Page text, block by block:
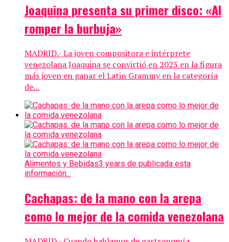
Joaquina presenta su primer disco: «Al
romper la burbuja»
MADRID.- La joven compositora e intérprete
venezolana Joaquina se convirtió en 2023 en la figura
más joven en ganar el Latin Grammy en la categoría
de...
Alimentos y Bebidas3 years de publicada esta
información...
Cachapas: de la mano con la arepa
como lo mejor de la comida venezolana